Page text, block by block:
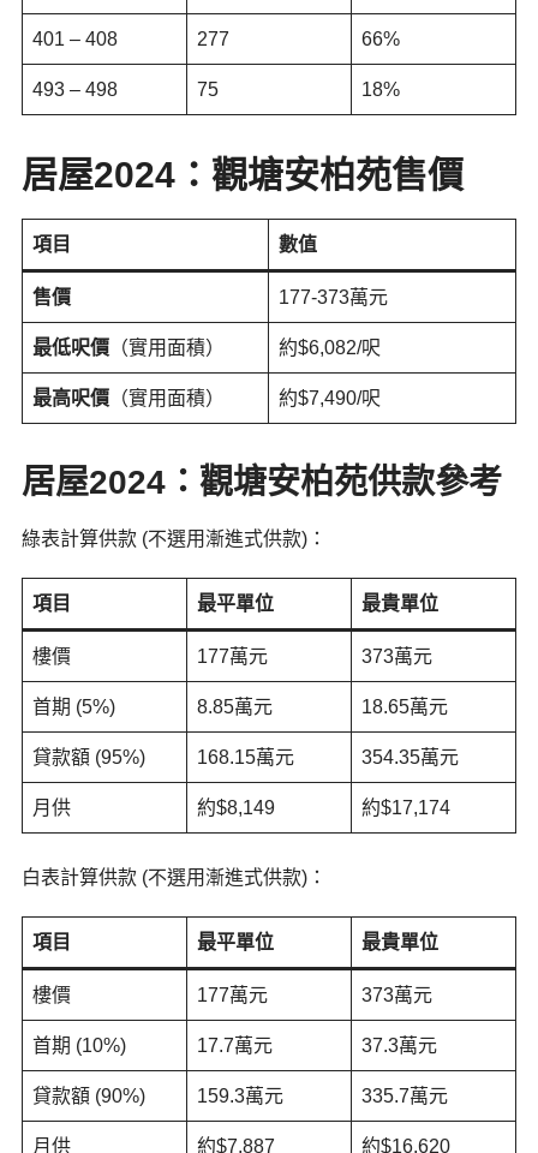
401 – 408 277 66%
493 – 498 75 18%
居屋2024：觀塘安柏苑售價
項目 數值
售價 177-373萬元
最低呎價（實用面積） 約$6,082/呎
最高呎價（實用面積） 約$7,490/呎
居屋2024：觀塘安柏苑供款參考
綠表計算供款 (不選用漸進式供款)：
項目 最平單位 最貴單位
樓價 177萬元 373萬元
首期 (5%) 8.85萬元 18.65萬元
貸款額 (95%) 168.15萬元 354.35萬元
月供 約$8,149 約$17,174
白表計算供款 (不選用漸進式供款)：
項目 最平單位 最貴單位
樓價 177萬元 373萬元
首期 (10%) 17.7萬元 37.3萬元
貸款額 (90%) 159.3萬元 335.7萬元
月供 約$7,887 約$16,620